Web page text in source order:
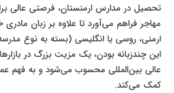
تحصیل در مدارس ارمنستان، فرصتی عالی
مهاجر فراهم می‌آورد تا علاوه بر زبان مادری
ارمنی، روسی یا انگلیسی (بسته به نوع
این چندزبانه بودن، یک مزیت بزرگ در
عالی بین‌المللی محسوب می‌شود و به فهم
کمک می‌کند.